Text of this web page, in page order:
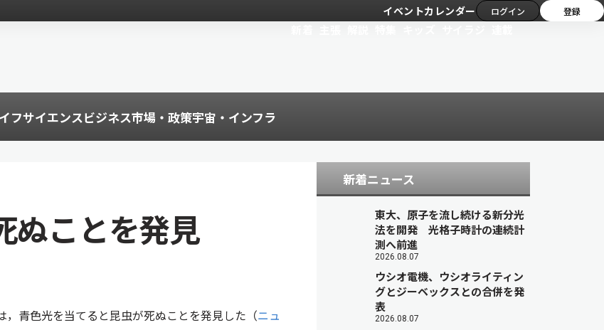
イベントカレンダー ログイン 登録
フサイエンスビジネス市場・政策宇宙・インフラ
ぬことを発見
，青色光を当てると昆虫が死ぬことを発見した（ニュ
新着ニュース
東大、原子を流し続ける新分光
法を開発 光格子時計の連続計
測へ前進
2026.08.07
ウシオ電機、ウシオライティン
グとジーベックスとの合併を発
表
2026.08.07